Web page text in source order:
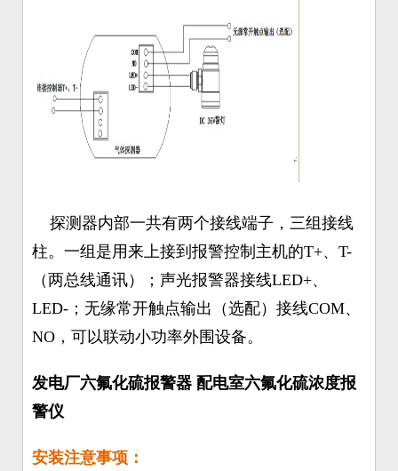
探测器内部一共有两个接线端子，三组接线
柱。一组是用来上接到报警控制主机的T+、T-
（两总线通讯）；声光报警器接线LED+、
LED-；无缘常开触点输出（选配）接线COM、
NO，可以联动小功率外围设备。
发电厂六氟化硫报警器 配电室六氟化硫浓度报
警仪
安装注意事项：